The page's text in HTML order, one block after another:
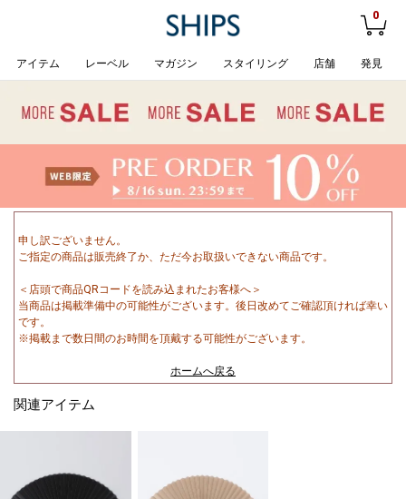
0
アイテム レーベル マガジン スタイリング 店舗 発見
申し訳ございません。
ご指定の商品は販売終了か、ただ今お取扱いできない商品です。
＜店頭で商品QRコードを読み込まれたお客様へ＞
当商品は掲載準備中の可能性がございます。後日改めてご確認頂ければ幸い
です。
※掲載まで数日間のお時間を頂戴する可能性がございます。
ホームへ戻る
関連アイテム